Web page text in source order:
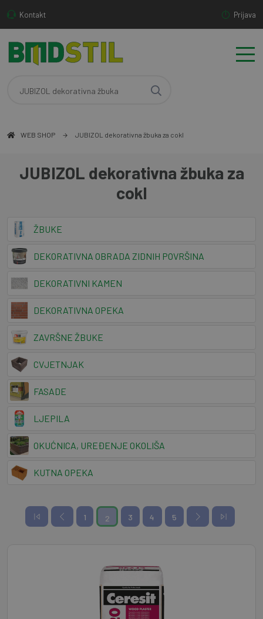
Kontakt Prijava
WEB SHOP JUBIZOL dekorativna žbuka za cokl
JUBIZOL dekorativna žbuka za
cokl
ŽBUKE
DEKORATIVNA OBRADA ZIDNIH POVRŠINA
DEKORATIVNI KAMEN
DEKORATIVNA OPEKA
ZAVRŠNE ŽBUKE
CVJETNJAK
FASADE
LJEPILA
OKUĆNICA, UREĐENJE OKOLIŠA
KUTNA OPEKA
1 2 3 4 5